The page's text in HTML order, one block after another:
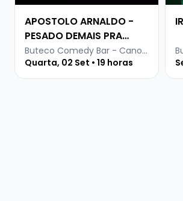
APOSTOLO ARNALDO -
PESADO DEMAIS PRA
INTERNET
Buteco Comedy Bar - Canoas
Quarta, 02 Set • 19 horas